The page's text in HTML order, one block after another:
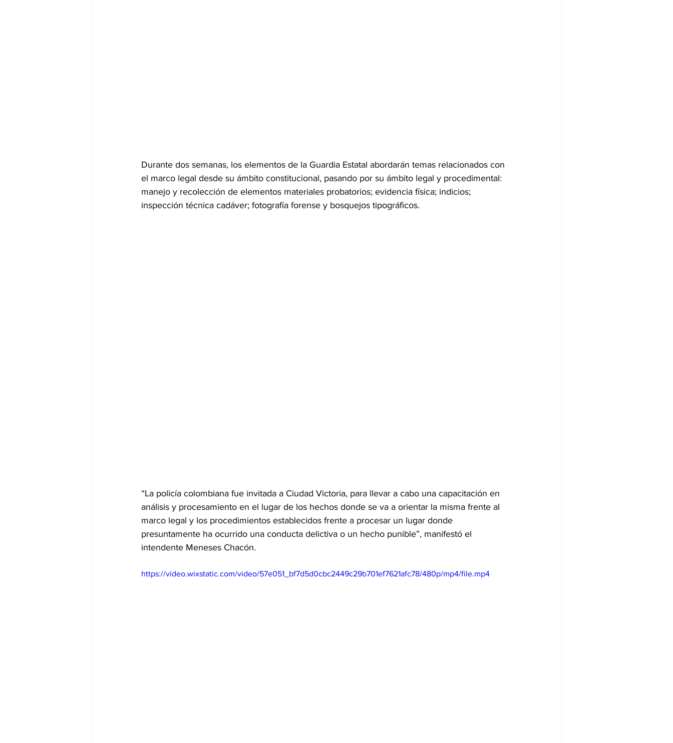
Durante dos semanas, los elementos de la Guardia Estatal abordarán temas relacionados con
el marco legal desde su ámbito constitucional, pasando por su ámbito legal y procedimental:
manejo y recolección de elementos materiales probatorios; evidencia física; indicios;
inspección técnica cadáver; fotografía forense y bosquejos tipográficos.
“La policía colombiana fue invitada a Ciudad Victoria, para llevar a cabo una capacitación en
análisis y procesamiento en el lugar de los hechos donde se va a orientar la misma frente al
marco legal y los procedimientos establecidos frente a procesar un lugar donde
presuntamente ha ocurrido una conducta delictiva o un hecho punible”, manifestó el
intendente Meneses Chacón.
https://video.wixstatic.com/video/57e051_bf7d5d0cbc2449c29b701ef7621afc78/480p/mp4/file.mp4